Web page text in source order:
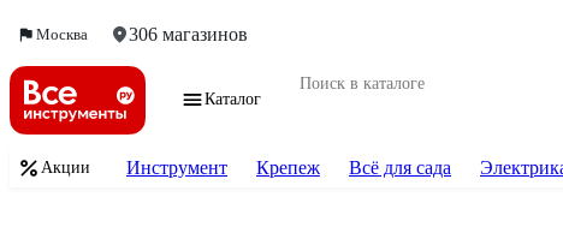
Москва 306 магазинов
Каталог
Акции Инструмент Крепеж Всё для сада